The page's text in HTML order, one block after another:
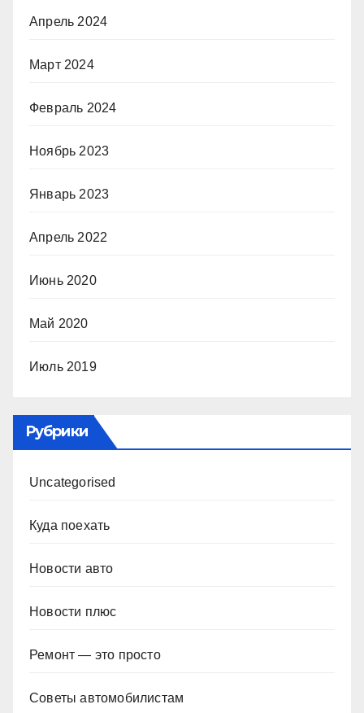
Апрель 2024
Март 2024
Февраль 2024
Ноябрь 2023
Январь 2023
Апрель 2022
Июнь 2020
Май 2020
Июль 2019
Рубрики
Uncategorised
Куда поехать
Новости авто
Новости плюс
Ремонт — это просто
Советы автомобилистам